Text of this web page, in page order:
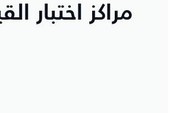
مراكز اختبار